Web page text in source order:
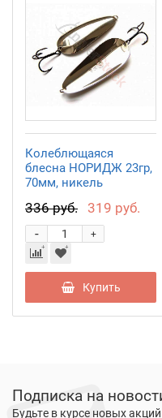
Колеблющаяся
блесна НОРИДЖ 23гр,
70мм, никель
336 руб. 319 руб.
+
-
Купить
Подписка на
Будьте в курсе новых